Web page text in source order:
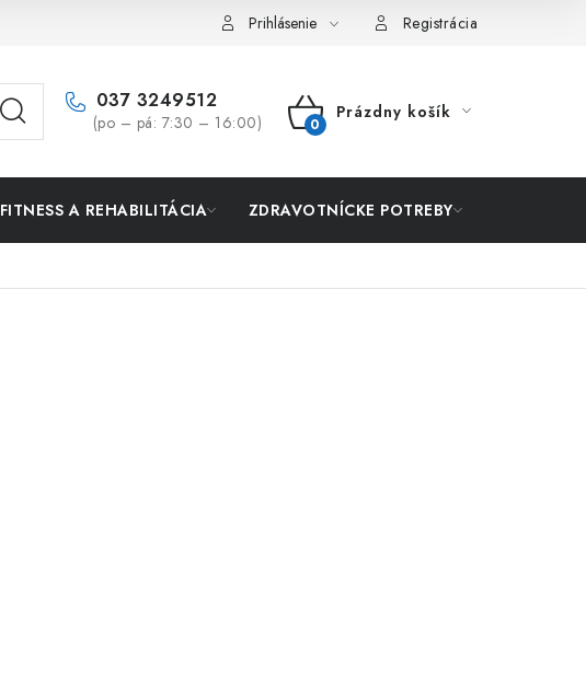
Prihlásenie Registrácia
037 3249512
(po – pá: 7:30 – 16:00)
NÁKUPNÝ
Prázdny košík
FITNESS A REHABILITÁCIA ZDRAVOTNÍCKE POTREBY